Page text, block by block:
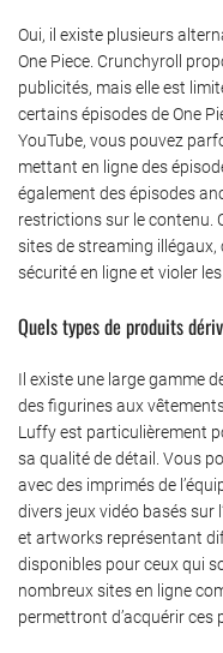
Oui, il existe plusieurs
One Piece. Crunchyroll
publicités, mais elle est
certains épisodes de One
YouTube, vous pouvez
mettant en ligne des
également des épisodes
restrictions sur le contenu.
sites de streaming
sécurité en ligne et violer
Quels types de produits
Il existe une large gamme
des figurines aux
Luffy est particulièrement
sa qualité de détail. Vous
avec des imprimés de
divers jeux vidéo basés sur
et artworks représentant
disponibles pour ceux qui
nombreux sites en ligne
permettront d’acquérir ces